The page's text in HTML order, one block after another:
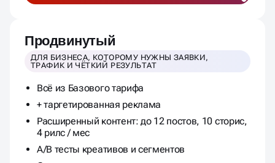
Продвинутый
ДЛЯ БИЗНЕСА, КОТОРОМУ НУЖНЫ ЗАЯВКИ,
ТРАФИК И ЧЁТКИЙ РЕЗУЛЬТАТ
Всё из Базового тарифа
+ таргетированная реклама
Расширенный контент: до 12 постов, 10 сторис,
4 рилс / мес
A/B тесты креативов и сегментов